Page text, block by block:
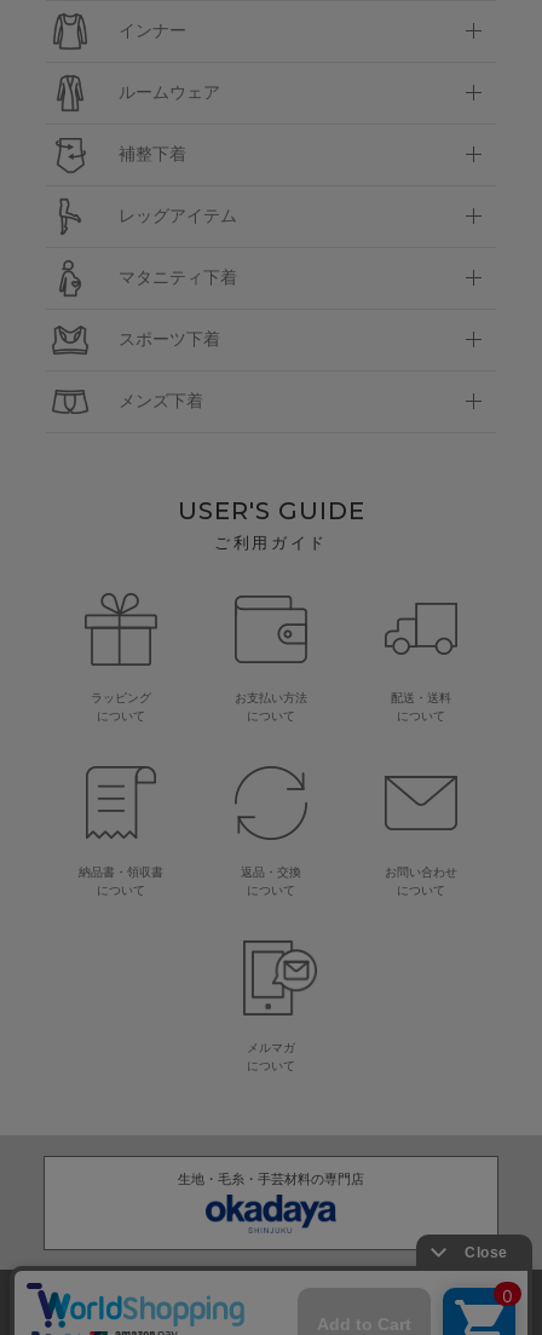
インナー
ルームウェア
補整下着
レッグアイテム
マタニティ下着
スポーツ下着
メンズ下着
USER'S GUIDE
ご利用ガイド
ラッピング
について
お支払い方法
について
配送・送料
について
納品書・領収書
について
返品・交換
について
お問い合わせ
について
メルマガ
について
生地・毛糸・手芸材料の専門店
株式会社オカダヤ